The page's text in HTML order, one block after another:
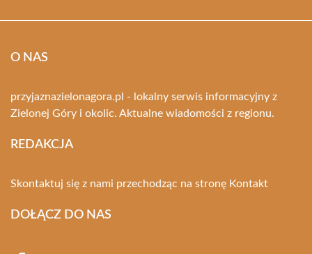
O NAS
przyjaznazielonagora.pl - lokalny serwis informacyjny z
Zielonej Góry i okolic. Aktualne wiadomości z regionu.
REDAKCJA
Skontaktuj się z nami przechodząc na stronę Kontakt
DOŁĄCZ DO NAS